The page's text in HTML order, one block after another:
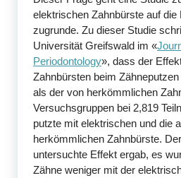
elektrischen Zahnbürste auf die
zugrunde. Zu dieser Studie
Universität Greifswald im «
Periodontology», dass der
Zahnbürsten beim
als der von herkömmlichen
Versuchsgruppen bei 2,819
putzte mit elektrischen und die
herkömmlichen Zahnbürste.
untersuchte Effekt ergab, es
Zähne weniger mit der